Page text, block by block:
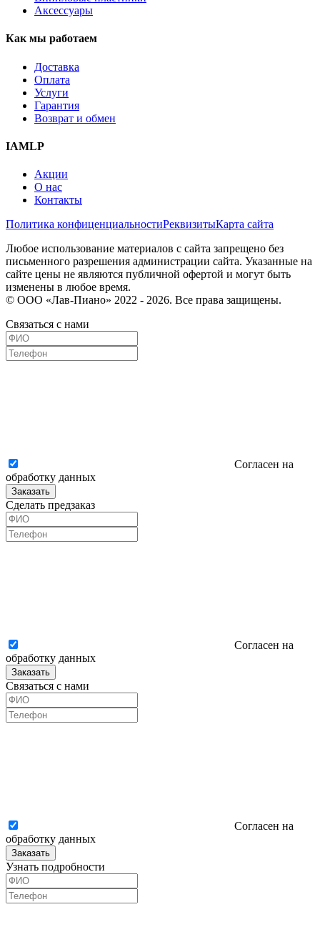
Аксессуары
Как мы работаем
Доставка
Оплата
Услуги
Гарантия
Возврат и обмен
IAMLP
Акции
О нас
Контакты
Политика конфиценциальностиРеквизитыКарта сайта
Любое использование материалов с сайта запрещено без
письменного разрешения администрации сайта. Указанные на
сайте цены не являются публичной офертой и могут быть
изменены в любое время.
© ООО «Лав-Пиано» 2022 - 2026. Все права защищены.
Связаться с нами
Согласен на
обработку данных
Заказать
Сделать предзаказ
Согласен на
обработку данных
Заказать
Связаться с нами
Согласен на
обработку данных
Заказать
Узнать подробности